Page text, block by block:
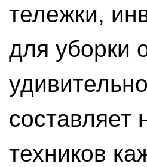
тележки,
для уборки
составляет
техников